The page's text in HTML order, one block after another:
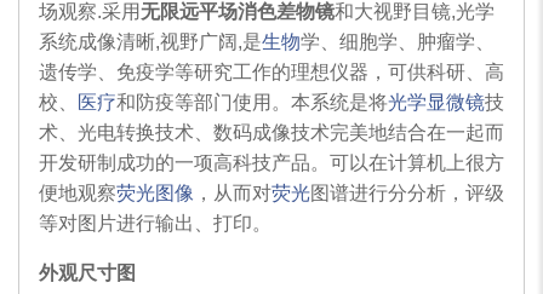
场观察.采用无限远平场消色差物镜和大视野目镜,光学
系统成像清晰,视野广阔,是生物学、细胞学、肿瘤学、
遗传学、免疫学等研究工作的理想仪器，可供科研、高
校、
医疗和防疫等部门使用。本系统是将光学显微镜技
术、光电转换技术、数码成像技术完美地结合在一起而
开发研制成功的一项高科技产品。可以在计算机上很方
便地观察荧光图像 ，从而对荧光图谱进行分分析，评级
等对图片进行输出、打印。
外观尺寸图